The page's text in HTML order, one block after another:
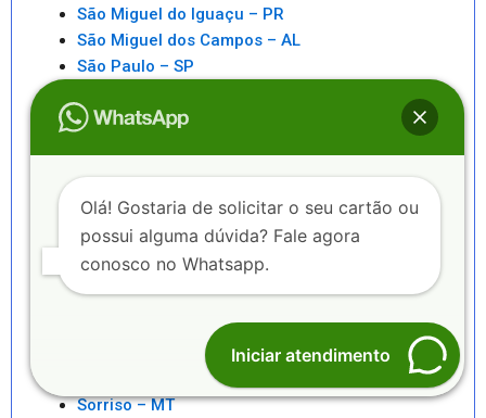
São Miguel do Iguaçu – PR
São Miguel dos Campos – AL
São Paulo – SP
São Sebastiao – SP
Senhor do Bonfim – BA
Serra – ES
Serrinha – BA
Sete Lagoas – MG
Sorriso – MT
Olá! Gostaria de solicitar o seu cartão ou
possui alguma dúvida? Fale agora
conosco no Whatsapp.
Iniciar atendimento